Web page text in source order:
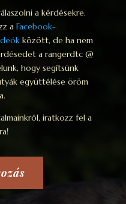
a kérdésekre.
aFacebook-
között, de ha nem
a rangerdtc @
hogy segítsünk
együttélése öröm
iratkozz fel a